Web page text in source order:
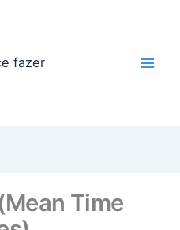
fazer
Time